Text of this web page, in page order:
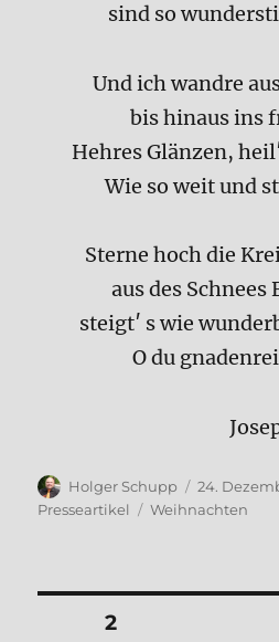
sind so
Und ich wandre
bis hinaus ins
Hehres Glänzen,
Wie so weit und
Sterne hoch die
aus des
steigt′ s wie
O du
Autor
Holger Schupp
am
24.
Presseartikel
Schlagwörter
Weihnachten
SEITE2